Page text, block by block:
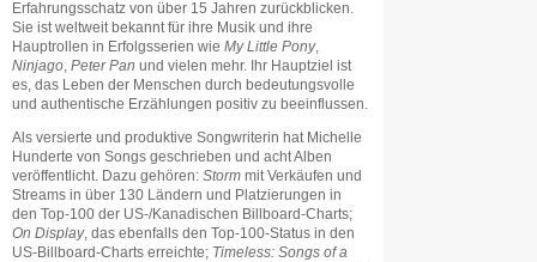
Erfahrungsschatz von über 15 Jahren zurückblicken.
Sie ist weltweit bekannt für ihre Musik und ihre
Hauptrollen in Erfolgsserien wie My Little Pony,
Ninjago Peter Pan und vielen mehr. Ihr Hauptziel ist
es, das Leben der Menschen durch bedeutungsvolle
und authentische Erzählungen positiv zu beeinflussen.
Als versierte und produktive Songwriterin hat Michelle
Hunderte von Songs geschrieben und acht Alben
veröffentlicht. Dazu gehören: Storm mit Verkäufen und
Streams in über 130 Ländern und Platzierungen in
den Top-100 der US-/Kanadischen Billboard-Charts;
On Display, das ebenfalls den Top-100-Status in den
US-Billboard-Charts erreichte; Timeless: Songs of a